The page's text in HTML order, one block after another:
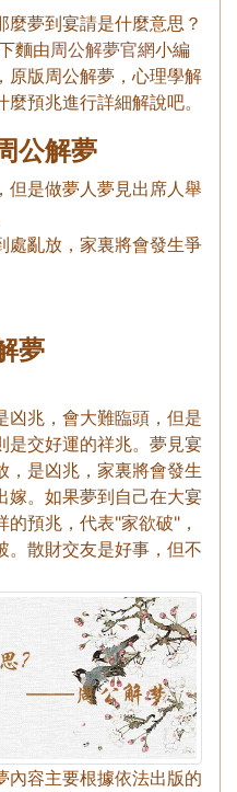
夢到宴請是什麼意思？
麵由周公解夢官網小編
原版周公解夢，心理學解
預兆進行詳細解說吧。
公解夢
但是做夢人夢見出席人舉
處亂放，家裏將會發生爭
夢
凶兆，會大難臨頭，但是
是交好運的祥兆。夢見宴
，是凶兆，家裏將會發生
嫁。如果夢到自己在大宴
預兆，代表"家欲破"，
。散財交友是好事，但不
內容主要根據依法出版的